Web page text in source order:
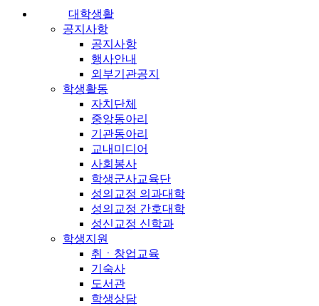
대학생활
공지사항
공지사항
행사안내
외부기관공지
학생활동
자치단체
중앙동아리
기관동아리
교내미디어
사회봉사
학생군사교육단
성의교정 의과대학
성의교정 간호대학
성신교정 신학과
학생지원
취ㆍ창업교육
기숙사
도서관
학생상담